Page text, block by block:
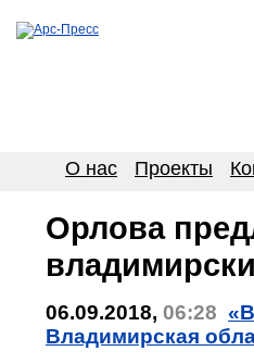
О нас Проекты
Орлова
06.09.2018, 06:28
Владимирская